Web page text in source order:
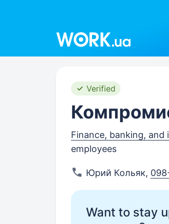
Verified
Finance, banking, and
employees
Юрий Кольяк,
Want to stay